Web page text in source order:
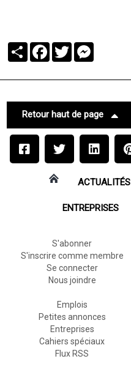
PartagerFacebook
Twitter
Retour haut de page
ACTUALITÉS
ENTREPRISES
S'abonner
S'inscrire comme membre
Se connecter
Nous joindre
Emplois
Petites annonces
Entreprises
Cahiers spéciaux
Flux RSS